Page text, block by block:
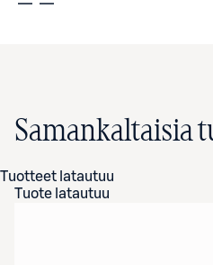
Samankaltaisia
Tuotteet latautuu
Tuote latautuu